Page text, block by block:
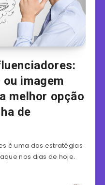
imagem
melhor opção
de
é uma das estratégias
nos dias de hoje.